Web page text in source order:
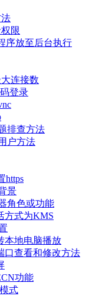
限
序放至后台执行
连接数
登录
排查方法
户方法
https
景
角色或功能
方式为KMS
本地电脑播放
口查看和修改方法
功能
式